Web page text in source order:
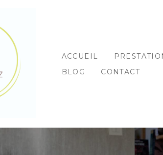
ACCUEIL
BLOG
CONTACT